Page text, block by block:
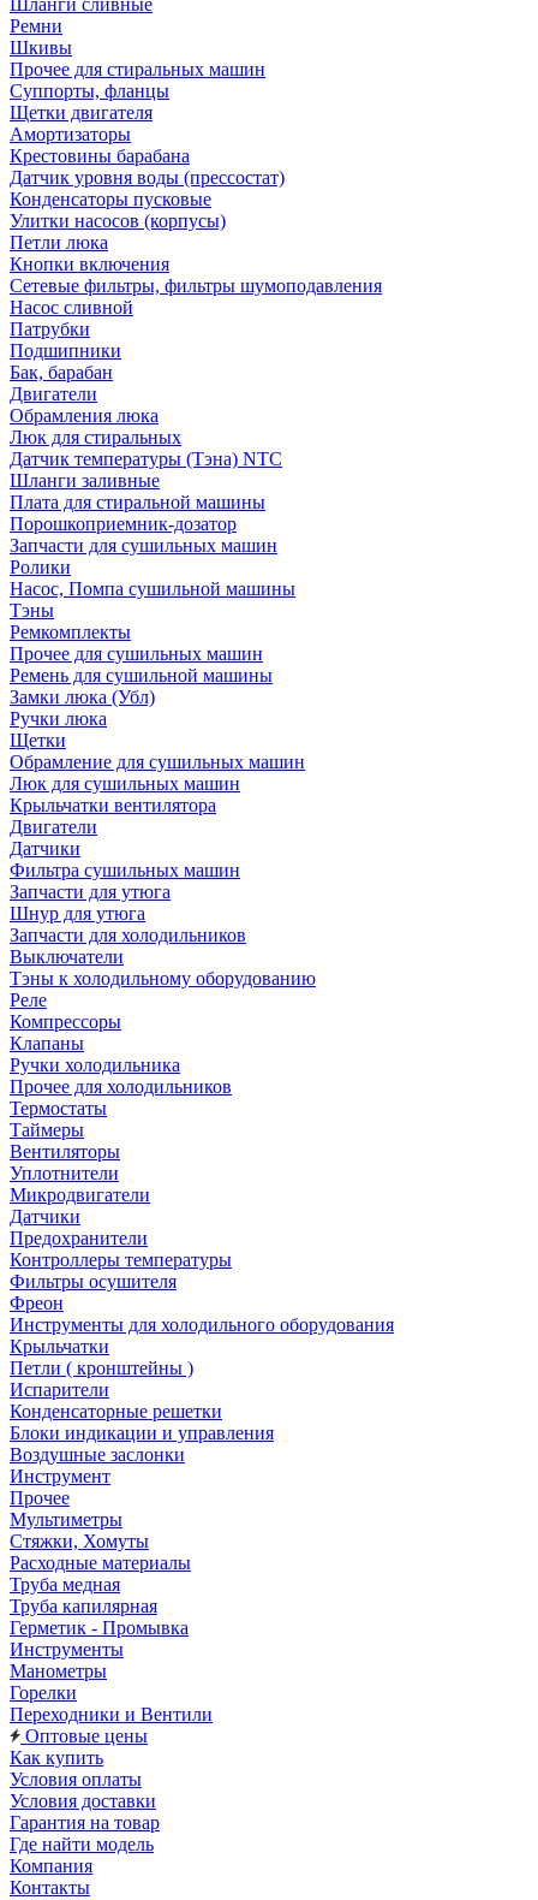
Шланги сливные
Ремни
Шкивы
Прочее для стиральных машин
Суппорты, фланцы
Щетки двигателя
Амортизаторы
Крестовины барабана
Датчик уровня воды (прессостат)
Конденсаторы пусковые
Улитки насосов (корпусы)
Петли люка
Кнопки включения
Сетевые фильтры, фильтры шумоподавления
Насос сливной
Патрубки
Подшипники
Бак, барабан
Двигатели
Обрамления люка
Люк для стиральных
Датчик температуры (Тэна) NTC
Шланги заливные
Плата для стиральной машины
Порошкоприемник-дозатор
Запчасти для сушильных машин
Ролики
Насос, Помпа сушильной машины
Тэны
Ремкомплекты
Прочее для сушильных машин
Ремень для сушильной машины
Замки люка (Убл)
Ручки люка
Щетки
Обрамление для сушильных машин
Люк для сушильных машин
Крыльчатки вентилятора
Двигатели
Датчики
Фильтра сушильных машин
Запчасти для утюга
Шнур для утюга
Запчасти для холодильников
Выключатели
Тэны к холодильному оборудованию
Реле
Компрессоры
Клапаны
Ручки холодильника
Прочее для холодильников
Термостаты
Таймеры
Вентиляторы
Уплотнители
Микродвигатели
Датчики
Предохранители
Контроллеры температуры
Фильтры осушителя
Фреон
Инструменты для холодильного оборудования
Крыльчатки
Петли ( кронштейны )
Испарители
Конденсаторные решетки
Блоки индикации и управления
Воздушные заслонки
Инструмент
Прочее
Мультиметры
Стяжки, Хомуты
Расходные материалы
Труба медная
Труба капилярная
Герметик - Промывка
Инструменты
Манометры
Горелки
Переходники и Вентили
Оптовые цены
Как купить
Условия оплаты
Условия доставки
Гарантия на товар
Где найти модель
Компания
Контакты